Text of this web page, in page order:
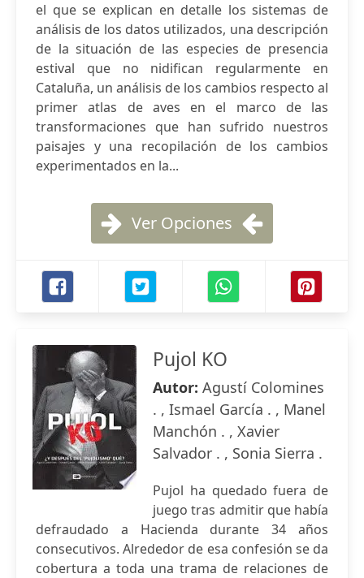
el que se explican en detalle los sistemas de
análisis de los datos utilizados, una descripción
de la situación de las especies de presencia
estival que no nidifican regularmente en
Cataluña, un análisis de los cambios respecto al
primer atlas de aves en el marco de las
transformaciones que han sufrido nuestros
paisajes y una recopilación de los cambios
experimentados en la...
Ver Opciones
Pujol KO
Autor: Agustí Colomines
. , Ismael García . , Manel
Manchón . , Xavier
Salvador . , Sonia Sierra .
Pujol ha quedado fuera de
juego tras admitir que había
defraudado a Hacienda durante 34 años
consecutivos. Alrededor de esa confesión se da
cobertura a toda una trama de relaciones de